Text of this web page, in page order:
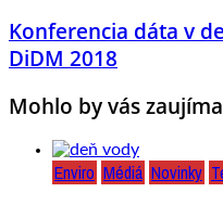
Konferencia dáta v
DiDM 2018
Mohlo by vás
Enviro Médiá Novinky